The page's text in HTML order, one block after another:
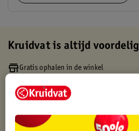
Kruidvat is altijd voordelig
Gratis ophalen in de winkel
Gratis thuisbezorgd vanaf 50.00
Gratis retourneren binnen 30 dagen
Gratis punten met je Kruidvat kaart